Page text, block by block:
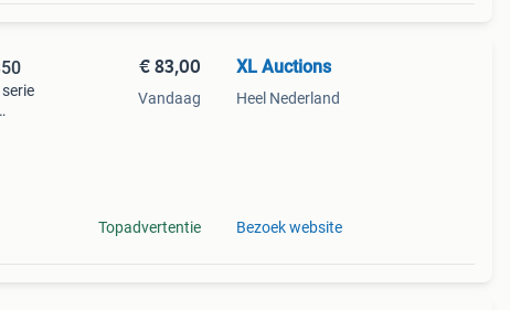
€ 83,00
Vandaag
Topadvertentie
XL Auctions
Heel Nederland
Bezoek website